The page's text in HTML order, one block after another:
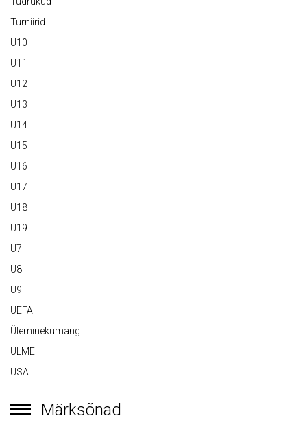
Turniirid
U10
U11
U12
U13
U14
U15
U16
U17
U18
U19
U7
U8
U9
UEFA
Üleminekumäng
ULME
USA
Märksõnad